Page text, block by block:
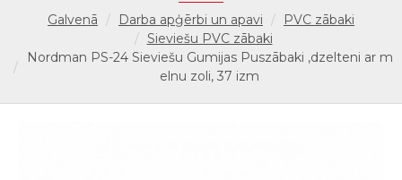
Galvenā Darba apģērbi un apavi
PVC zābaki
Sieviešu PVC zābaki
Nordman PS-24 Sieviešu Gumijas Puszābaki ,dzelteni ar m
elnu zoli, 37 izm